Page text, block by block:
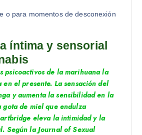
o para momentos de desconexión
íntima y sensorial
psicoactivos de la marihuana la
en el presente. La sensación del
y aumenta la sensibilidad en la
gota de mielque endulza
eleva la intimidad y la
Según la Journal of Sexual